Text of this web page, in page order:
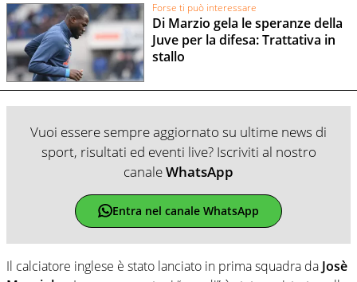
Forse ti può interessare
Di Marzio gela le speranze della
Juve per la difesa: Trattativa in
stallo
Vuoi essere sempre aggiornato su ultime news di
sport, risultati ed eventi live? Iscriviti al nostro
canaleWhatsApp
Entra nel canale WhatsApp
Il calciatore inglese è stato lanciato in prima squadra da Josè